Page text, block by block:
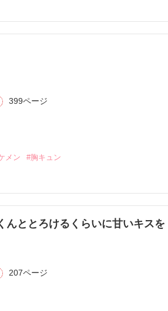
分から振った。
子様”と呼ばれる人気者になっていた。
図──。
399ページ
メン #胸キュン
んととろけるくらいに甘いキスを
207ページ